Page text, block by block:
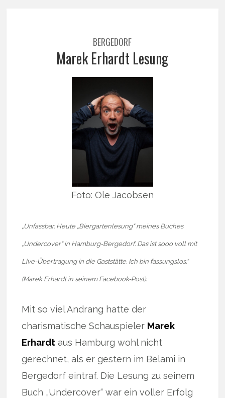
BERGEDORF
Marek Erhardt Lesung
Foto: Ole Jacobsen
„Unfassbar. Heute „Biergartenlesung“ meines Buches
„Undercover“ in Hamburg-Bergedorf. Das ist sooo voll mit
Live-Übertragung in die Gaststätte. Ich bin fassungslos.“
(Marek Erhardt in seinem Facebook-Post).
Mit so viel Andrang hatte der
charismatische Schauspieler Marek
Erhardt aus Hamburg wohl nicht
gerechnet, als er gestern im Belami in
Bergedorf eintraf. Die Lesung zu seinem
Buch „Undercover“ war ein voller Erfolg